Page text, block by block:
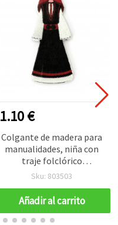
1.10 €
Colgante de madera para
manualidades, niña con
traje folclórico
tradicional, 48x20x2 mm,
Sku: 803503
Añadir al carrito